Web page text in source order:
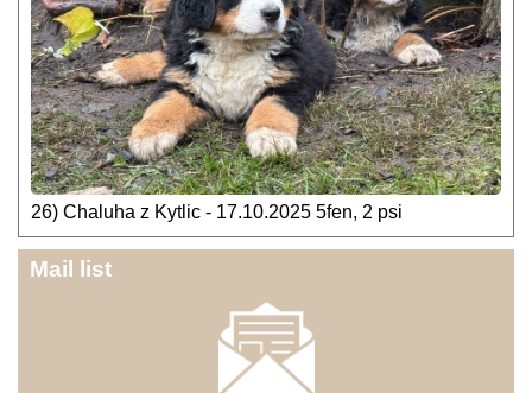
26) Chaluha z Kytlic - 17.10.2025 5fen, 2 psi
Mail list